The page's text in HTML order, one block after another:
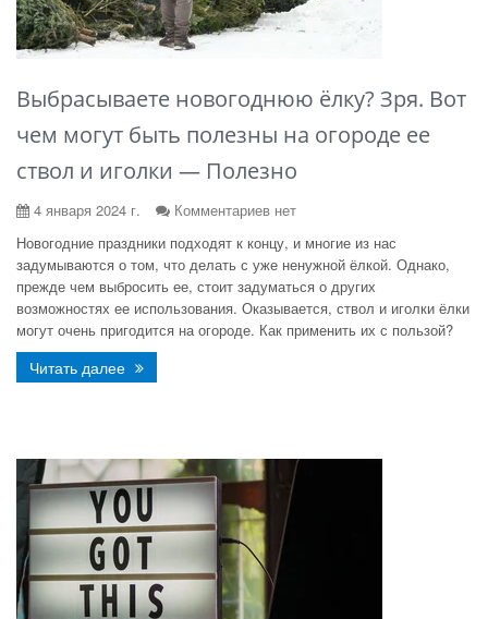
Выбрасываете новогоднюю ёлку? Зря. Вот
чем могут быть полезны на огороде ее
ствол и иголки — Полезно
4 января 2024 г.
Комментариев нет
Новогодние праздники подходят к концу, и многие из нас
задумываются о том, что делать с уже ненужной ёлкой. Однако,
прежде чем выбросить ее, стоит задуматься о других
возможностях ее использования. Оказывается, ствол и иголки ёлки
могут очень пригодится на огороде. Как применить их с пользой?
Читать далее